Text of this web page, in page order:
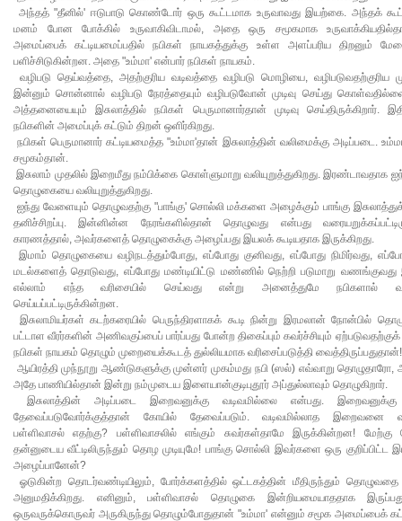
அந்தத் "தீனில்' ஈடுபாடு கொண்டோர் ஒரு கூட்டமாக உருவாவது இயற்கை. அந்தக்
மனம் போன போக்கில் உருவாகிவிடாமல், அதை ஒரு சமூகமாக
அமைப்பைக் கட்டியமைப்பதில் நபிகள் நாயகத்துக்கு உள்ள அளப்பரிய திறனும்
பளிச்சிடுகின்றன. அதை "உம்மா' என்பார் நபிகள் நாயகம்.
வழிபடு தெய்வத்தை, அதற்குரிய வடிவத்தை வழிபடு மொழியை, வழிபடுவதற்குரிய
இன்னும் சொன்னால் வழிபடு நேரத்தையும் வழிபடுவோன் முடிவு செய்து
அத்தனையையும் இசுலாத்தில் நபிகள் பெருமானார்தான் முடிவு செய்திருக்கிறார்.
நபிகளின் அமைப்புக் கட்டும் திறன் ஒளிர்கிறது.
நபிகள் பெருமானார் கட்டியமைத்த "உம்மா'தான் இசுலாத்தின் வலிமைக்கு அடிப்படை.
சமூகம்தான்.
இசுலாம் முதலில் இறைமீது நம்பிக்கை கொள்ளுமாறு வலியுறுத்துகிறது. இரண்டாவதாக
தொழுகையை வலியுறுத்துகிறது.
ஐந்து வேளையும் தொழுவதற்கு "பாங்கு' சொல்லி மக்களை அழைக்கும் பாங்கு
தனிச்சிறப்பு. இன்னின்ன நேரங்களில்தான் தொழுவது என்பது
காரணத்தால், அவர்களைத் தொழுகைக்கு அழைப்பது இயலக் கூடியதாக இருக்கிறது.
இமாம் தொழுகையை வழிநடத்தும்போது, எப்போது குனிவது, எப்போது நிமிர்வது,
மடல்களைத் தொடுவது, எப்போது மண்டியிட்டு மண்ணில் நெற்றி படுமாறு
எல்லாம் எந்த வரிசையில் செய்வது என்று அனைத்துமே நபிகளால்
செய்யப்பட்டிருக்கின்றன.
இசுலாமியர்கள் கடற்கரையில் பெருந்திரளாகக் கூடி நின்று இரமலான் நோன்பில்
பட்டாள வீரர்களின் அணிவகுப்பைப் பார்ப்பது போன்ற திகைப்பும் கவர்ச்சியும்
நபிகள் நாயகம் தொழும் முறையைக்கூடத் துல்லியமாக வரிசைப்படுத்தி வைத்திருப்பதுதான்!
ஆயிரத்தி முந்நூறு ஆண்டுகளுக்கு முன்னர் முகம்மது நபி (ஸல்) எவ்வாறு தொழுதாரோ,
அதே பாணியில்தான் இன்று நம்முடைய இளையான்குடிபுதூர் அப்துல்லாவும் தொழுகிறார்.
இசுலாத்தின் அடிப்படை இறைவனுக்கு வடிவமில்லை என்பது. இறைவனுக்கு
தேவைப்படுவோர்க்குத்தான் கோயில் தேவைப்படும். வடிவமில்லாத இறைவனை
பள்ளிவாசல் எதற்கு? பள்ளிவாசலில் எங்கும் சுவர்கள்தாமே இருக்கின்றன! மேற்கு
தன்னுடைய வீட்டிலிருந்தும் தொழ முடியுமே! பாங்கு சொல்லி இவர்களை ஒரு குறிப்பிட்ட
அழைப்பானேன்?
ஓடுகின்ற தொடர்வண்டியிலும், போர்க்களத்தில் ஒட்டகத்தின் மீதிருந்தும் தொழுவதை
அனுமதிக்கிறது. எனினும், பள்ளிவாசல் தொழுகை இன்றியமையாததாக
ஒருவருக்கொருவர் அருகிருந்து தொழும்போதுதான் "உம்மா' என்னும் சமூக அமைப்பைக்